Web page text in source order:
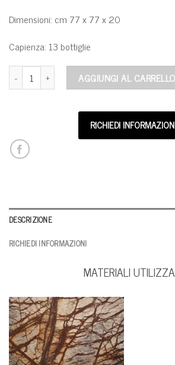
Dimensioni: cm 77 x 77 x 20
Capienza: 13 bottiglie
Leaf quantità AGGIUNGI AL CARRELLO
RICHIEDI
DESCRIZIONE
RICHIEDI INFORMAZIONI
MATERIALI